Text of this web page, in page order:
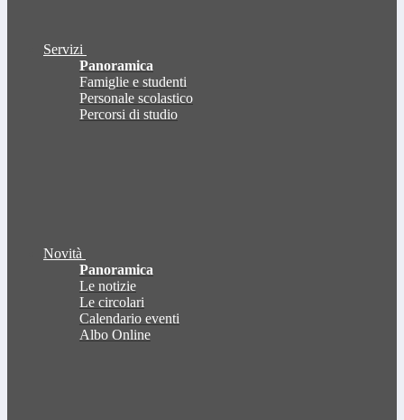
Servizi
Panoramica
Famiglie e studenti
Personale scolastico
Percorsi di studio
Novità
Panoramica
Le notizie
Le circolari
Calendario eventi
Albo Online